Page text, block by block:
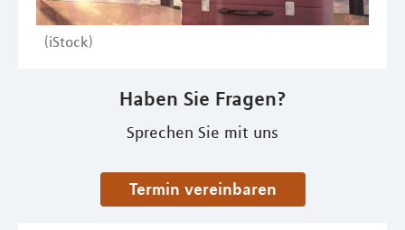
(iStock)
Haben Sie Fragen?
Sprechen Sie mit uns
Termin vereinbaren